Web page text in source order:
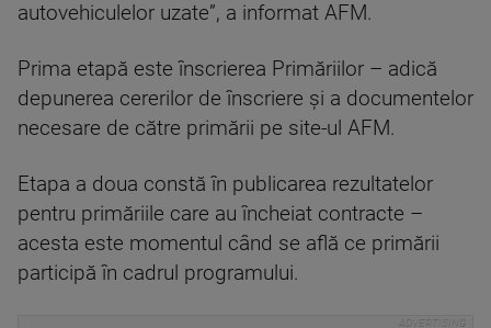
autovehiculelor uzate”, a informat AFM.
Prima etapă este înscrierea Primăriilor – adică
depunerea cererilor de înscriere și a documentelor
necesare de către primării pe site-ul AFM.
Etapa a doua constă în publicarea rezultatelor
pentru primăriile care au încheiat contracte –
acesta este momentul când se află ce primării
participă în cadrul programului.